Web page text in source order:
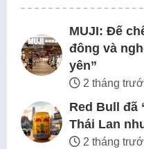
MUJI: Đế
đông và
yên”
2 tháng
Red Bull đã
Thái Lan
2 tháng